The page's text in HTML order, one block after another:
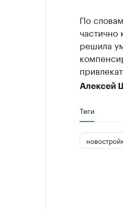
По
решила
Алексей
Теги